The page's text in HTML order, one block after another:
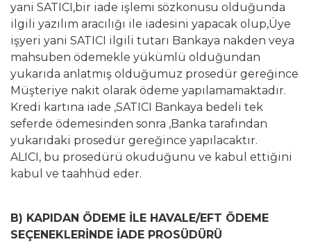
yani SATICI,bir iade işlemi sözkonusu olduğunda
ilgili yazılım aracılığı ile iadesini yapacak olup,Üye
işyeri yani SATICI ilgili tutarı Bankaya nakden veya
mahsuben ödemekle yükümlü olduğundan
yukarıda anlatmış olduğumuz prosedür gereğince
Müşteriye nakit olarak ödeme yapılamamaktadır.
Kredi kartına iade ,SATICI Bankaya bedeli tek
seferde ödemesinden sonra ,Banka tarafından
yukarıdaki prosedür gereğince yapılacaktır.
ALICI, bu prosedürü okuduğunu ve kabul ettiğini
kabul ve taahhüd eder.
B) KAPIDAN ÖDEME İLE HAVALE/EFT ÖDEME
SEÇENEKLERİNDE İADE PROSÜDÜRÜ